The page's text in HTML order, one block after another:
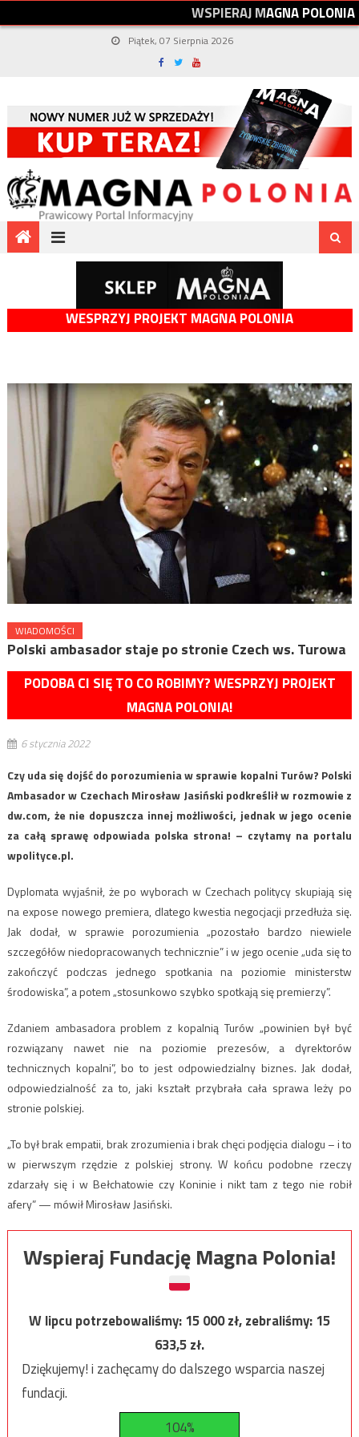
WSPIERAJMAGNAPOLONIA
Piątek, 07 Sierpnia 2026
WESPRZYJ PROJEKT MAGNA POLONIA
WIADOMOŚCI
Polski ambasador staje po stronie Czech ws. Turowa
PODOBA CI SIĘ TO CO ROBIMY? WESPRZYJ PROJEKT
MAGNA POLONIA!
6 stycznia 2022
Czy uda się dojść do porozumienia w sprawie kopalni Turów? Polski
Ambasador w Czechach Mirosław Jasiński podkreślił w rozmowie z
dw.com, że nie dopuszcza innej możliwości, jednak w jego ocenie
za całą sprawę odpowiada polska strona! – czytamy na portalu
wpolityce.pl.
Dyplomata wyjaśnił, że po wyborach w Czechach politycy skupiają się
na expose nowego premiera, dlatego kwestia negocjacji przedłuża się.
Jak dodał, w sprawie porozumienia „pozostało bardzo niewiele
szczegółów niedopracowanych technicznie” i w jego ocenie „uda się to
zakończyć podczas jednego spotkania na poziomie ministerstw
środowiska”, a potem „stosunkowo szybko spotkają się premierzy”.
Zdaniem ambasadora problem z kopalnią Turów „powinien był być
rozwiązany nawet nie na poziomie prezesów, a dyrektorów
technicznych kopalni”, bo to jest odpowiedzialny biznes. Jak dodał,
odpowiedzialność za to, jaki kształt przybrała cała sprawa leży po
stronie polskiej.
„To był brak empatii, brak zrozumienia i brak chęci podjęcia dialogu – i to
w pierwszym rzędzie z polskiej strony. W końcu podobne rzeczy
zdarzały się i w Bełchatowie czy Koninie i nikt tam z tego nie robił
afery” — mówił Mirosław Jasiński.
Wspieraj Fundację Magna Polonia!
W lipcu potrzebowaliśmy:15 000zł, zebraliśmy:15
633,5zł.
Dziękujemy! i zachęcamy do dalszego wsparcia naszej
fundacji.
104%